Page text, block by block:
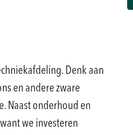
Denk aan
en andere zware
Naast onderhoud en
we investeren